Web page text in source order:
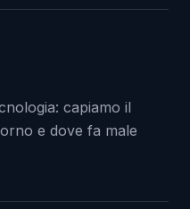
capiamo il
e dove fa male